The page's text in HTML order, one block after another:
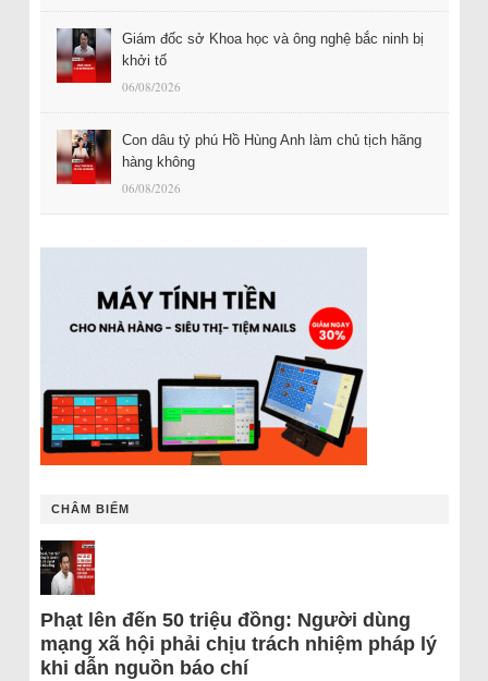
Giám đốc sở Khoa học và ông nghệ bắc ninh bị
khởi tố
06/08/2026
Con dâu tỷ phú Hồ Hùng Anh làm chủ tịch hãng
hàng không
06/08/2026
CHÂM BIẾM
Phạt lên đến 50 triệu đồng: Người dùng
mạng xã hội phải chịu trách nhiệm pháp lý
khi dẫn nguồn báo chí